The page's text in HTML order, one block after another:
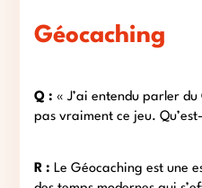
Géocaching
Q :« J’ai entendu parler
pas vraiment ce jeu.
R :Le Géocaching est une